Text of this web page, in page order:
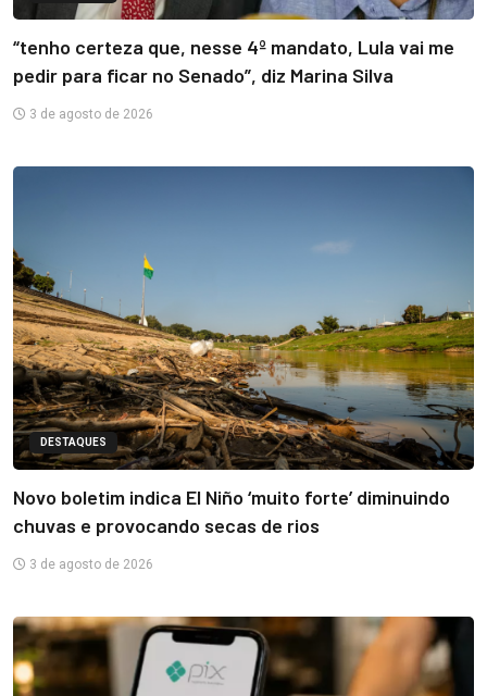
“tenho certeza que, nesse 4º mandato, Lula vai me
pedir para ficar no Senado”, diz Marina Silva
3 de agosto de 2026
DESTAQUES
Novo boletim indica El Niño ‘muito forte’ diminuindo
chuvas e provocando secas de rios
3 de agosto de 2026